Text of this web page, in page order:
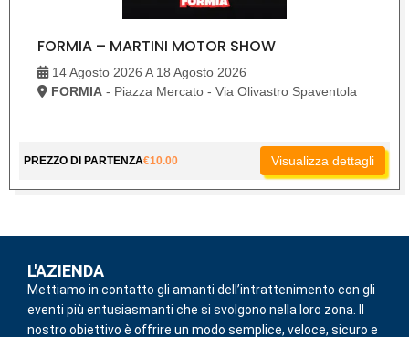
FORMIA – MARTINI MOTOR SHOW
14 Agosto 2026 A 18 Agosto 2026
FORMIA - Piazza Mercato - Via Olivastro Spaventola
PREZZO DI PARTENZA€10.00 Visualizza dettagli
L'AZIENDA
Mettiamo in contatto gli amanti dell’intrattenimento con gli
eventi più entusiasmanti che si svolgono nella loro zona. Il
nostro obiettivo è offrire un modo semplice, veloce, sicuro e